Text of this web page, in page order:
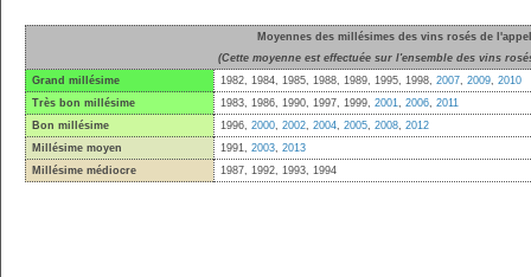
Moyennes des millésimes des vins rosés de
(Cette moyenne est effectuée sur l'ensemble des vins
Grand millésime
1982, 1984, 1985, 1988, 1989, 1995, 1998, 2007, 2009, 2010
Très bon millésime
1983, 1986, 1990, 1997, 1999, 2001, 2006, 2011
Bon millésime
1996, 2000, 2002, 2004, 2005, 2008, 2012
Millésime moyen
1991, 2003, 2013
Millésime médiocre
1987, 1992, 1993, 1994